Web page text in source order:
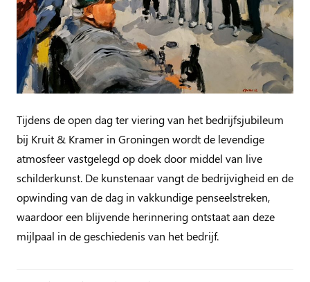
Tijdens de open dag ter viering van het bedrijfsjubileum
bij Kruit & Kramer in Groningen wordt de levendige
atmosfeer vastgelegd op doek door middel van live
schilderkunst. De kunstenaar vangt de bedrijvigheid en de
opwinding van de dag in vakkundige penseelstreken,
waardoor een blijvende herinnering ontstaat aan deze
mijlpaal in de geschiedenis van het bedrijf.